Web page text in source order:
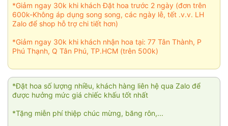
*Giảm ngay 30k khi khách Đặt hoa trước 2 ngày (đơn trên
600k-Không áp dụng song song, các ngày lễ, tết .v.v. LH
Zalo để shop hỗ trợ chi tiết hơn)
*Giảm ngay 30k khi khách nhận hoa tại: 77 Tân Thành, P
Phú Thạnh, Q Tân Phú, TP.HCM (trên 500k)
*Đặt hoa số lượng nhiều, khách hàng liên hệ qua Zalo để
được hưởng mức giá chiếc khấu tốt nhất
*Tặng miễn phí thiệp chúc mừng, băng rôn,...